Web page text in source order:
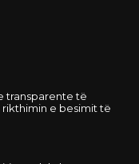
transparente të
e besimit të